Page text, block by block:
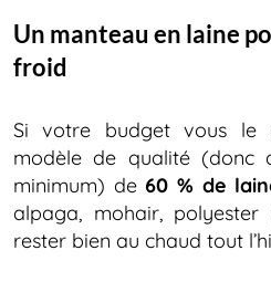
Un manteau en laine
froid
Si votre budget vous le
modèle de qualité (donc
minimum) de60 % de
alpaga, mohair,
rester bien au chaud tout